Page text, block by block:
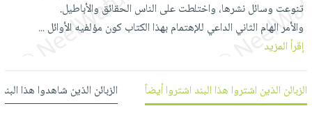
بالأسنان
الحمية
والتغذية
المائدة
الأوعية
أدوات
المطبخ
مبيعاً
العودة
للمدارس
اكسسوارات
كتب
مجاني
بنود
اشتراكات
كلبحث
تنوعت وسائل نشرها، واختلطت على الناس الحقائق والأباطيل.
والأمر الهام الثاني الداعي للإهتمام بهذا الكتاب كون مؤلفيه الأوائل...
إقرأ المزيد
الزبائن الذين اشتروا هذا البند اشتروا أيضاً الزبائن الذين شاهدوا هذا